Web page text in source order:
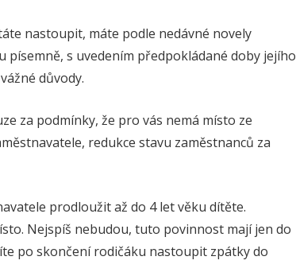
nastoupit, máte podle nedávné novely
s uvedením předpokládané doby jejího
důvody.
za podmínky, že pro vás nemá místo ze
redukce stavu zaměstnanců za
prodloužit až do 4 let věku dítěte.
Nejspíš nebudou, tuto povinnost mají jen do
po skončení rodičáku nastoupit zpátky do